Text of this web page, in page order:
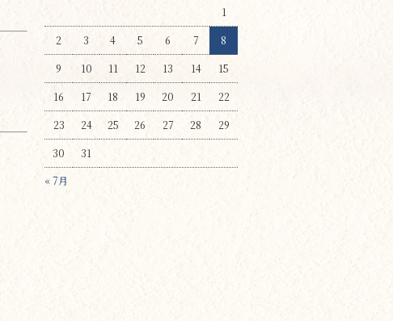
« 7月
1
2 3 4 5 6 7 8
9 10 11 12 13 14 15
16 17 18 19 20 21 22
23 24 25 26 27 28 29
30 31